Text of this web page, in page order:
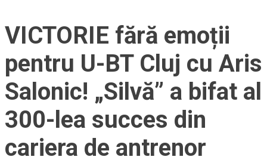
VICTORIE fără emoții
pentru U-BT Cluj cu Aris
Salonic! „Silvă” a bifat al
300-lea succes din
cariera de antrenor